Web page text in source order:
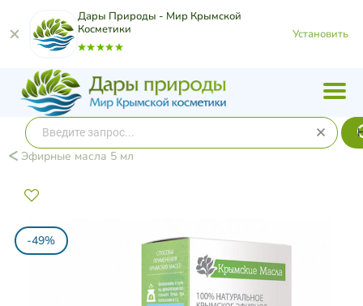
Дары Природы - Мир Крымской
Косметики
Установить
Эфирные масла 5 мл
-49%